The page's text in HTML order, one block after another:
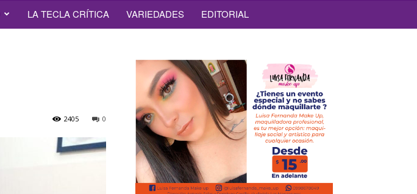
LA TECLA CRÍTICA VARIEDADES EDITORIAL
0
2405